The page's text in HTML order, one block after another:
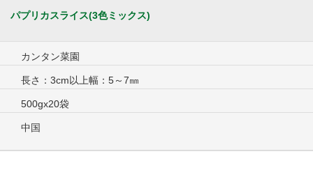
パプリカスライス(3色ミックス)
カンタン菜園
長さ：3cm以上幅：5～7㎜
500gx20袋
中国